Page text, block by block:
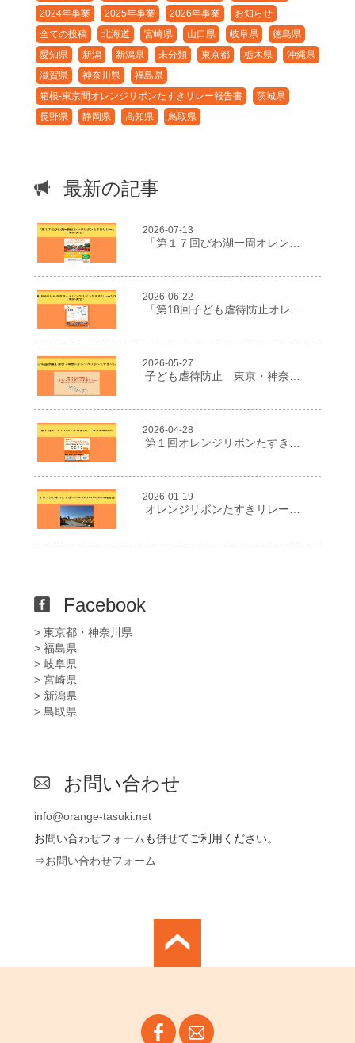
2024年事業
2025年事業 2026年事業
お知らせ
全ての投稿
北海道 宮崎県 山口県 岐阜県
徳島県
愛知県
新潟 新潟県 未分類 東京都 栃木県
沖縄県
滋賀県
神奈川県
福島県
箱根-東京間オレンジリボンたすきリレー報告書
茨城県
長野県
静岡県 高知県 鳥取県
最新の記事
「第１７回びわ湖一周オレンジリボンたすきリレー」開催決定！
2026-07-13
「第18回子ども虐待防止オレンジリボンたすきリレー2026」開催決定！
2026-06-22
子ども虐待防止 東京・神奈川オレンジリボンたすきリレー
2026-05-27
第１回オレンジリボンたすきリレーはこだて2026
2026-04-28
オレンジリボンたすきリレー２０２５in NIIGATA報告書
2026-01-19
Facebook
> 東京都・神奈川県
> 福島県
> 岐阜県
> 宮崎県
> 新潟県
> 鳥取県
お問い合わせ
info@orange-tasuki.net
お問い合わせフォームも併せてご利用ください。
⇒お問い合わせフォーム